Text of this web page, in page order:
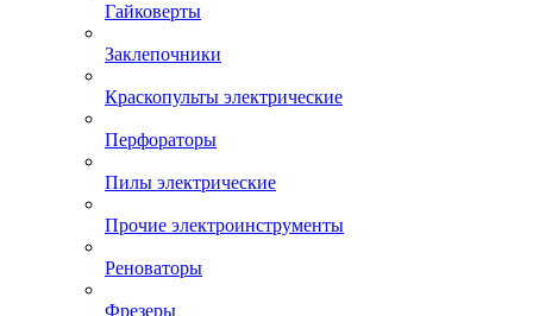
Гайковерты
Заклепочники
Краскопульты электрические
Перфораторы
Пилы электрические
Прочие электроинструменты
Реноваторы
Фрезеры